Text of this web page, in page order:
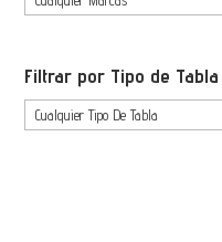
Filtrar por Tipo de Tabla